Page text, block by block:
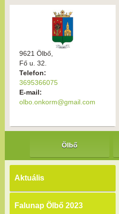
9621 Ölbő,
Fő u. 32.
Telefon:
3695366075
E-mail:
olbo.onkorm@gmail.com
Ölbő
Aktuális
Falunap Ölbő 2023